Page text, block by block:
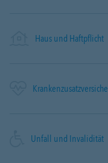
Haus und Haftpflicht
Unfall und Invalidität